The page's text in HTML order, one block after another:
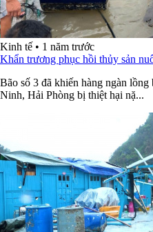
Kinh tế • 1 năm trước
Khẩn trương phục hồi thủy sản
Bão số 3 đã khiến hàng ngàn
Ninh, Hải Phòng bị thiệt hại nặ...